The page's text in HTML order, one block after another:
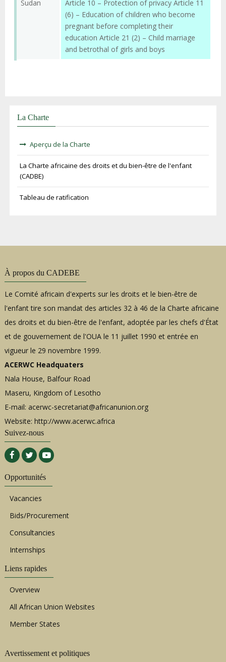
Sudan
Article 10 – Protection of privacy Article 11
(6) – Education of children who become
pregnant before completing their
education Article 21 (2) – Child marriage
and betrothal of girls and boys
La Charte
Aperçu de la Charte
La Charte africaine des droits et du bien-être de l'enfant
(CADBE)
Tableau de ratification
À propos du CADEBE
Le Comité africain d'experts sur les droits et le bien-être de
l'enfant tire son mandat des articles 32 à 46 de la Charte africaine
des droits et du bien-être de l'enfant, adoptée par les chefs d'État
et de gouvernement de l'OUA le 11 juillet 1990 et entrée en
vigueur le 29 novembre 1999.
ACERWC Headquaters
Nala House, Balfour Road
Maseru, Kingdom of Lesotho
E-mail: acerwc-secretariat@africanunion.org
Website: http://www.acerwc.africa
Suivez-nous
Opportunités
Vacancies
Bids/Procurement
Consultancies
Internships
Liens rapides
Overview
All African Union Websites
Member States
Avertissement et politiques